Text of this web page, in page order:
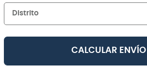
Distrito
CALCULAR ENVÍO